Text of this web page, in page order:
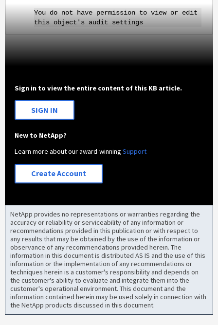
You do not have permission to view or edit
this object's audit settings
Sign in to view the entire content of this KB article.
SIGN IN
New to NetApp?
Learn more about our award-winningSupport
Create Account
NetApp provides no representations or warranties regarding the
accuracy or reliability or serviceability of any information or
recommendations provided in this publication or with respect to
any results that may be obtained by the use of the information or
observance of any recommendations provided herein. The
information in this document is distributed AS IS and the use of this
information or the implementation of any recommendations or
techniques herein is a customer's responsibility and depends on
the customer's ability to evaluate and integrate them into the
customer's operational environment. This document and the
information contained herein may be used solely in connection with
the NetApp products discussed in this document.